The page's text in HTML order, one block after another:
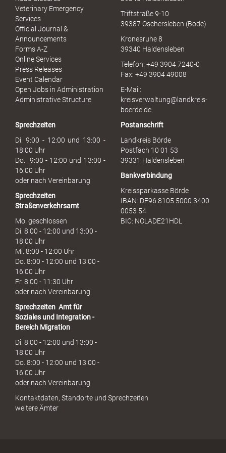
u
h
Veterinary Emergency
Services
Official Journal &
Announcements
Forms A-Z
Online Services
Press Releases
Event Calendar
Open Jobs in Administration
Administrative Structure
Triftstraße 9-10
39387 Oschersleben (Bode)
Kronesruhe 8
39340 Haldensleben
Telefon: +49 3904 7240-0
Fax: +49 3904 49008
E-Mail:
kreisverwaltung@landkreis-
boerde.de
Sprechzeiten
Di. 9:00 - 12:00 und 13:00 -
18:00 Uhr
Do. 9:00 - 12:00 und 13:00 -
16:00 Uhr
oder nach Vereinbarung
Sprechzeiten
Straßenverkehrsamt
Mo. geschlossen
Di. 8:00 - 12:00 und 13:00 -
18:00 Uhr
Mi. 8:00 - 12:00 Uhr
Do. 8:00 - 12:00 und 13:00 -
16:00 Uhr
Fr. 8:00 - 11:30 Uhr
oder nach Vereinbarung
Sprechzeiten Amt für
Soziales und Integration -
Bereich Migration
Di. 8:00 - 12:00 und 13:00 -
18:00 Uhr
Do. 8:00 - 12:00 und 13:00 -
16:00 Uhr
oder nach Vereinbarung
Postanschrift
Landkreis Börde
Postfach 10 01 53
39331 Haldensleben
Bankverbindung
Kreissparkasse Börde
IBAN: DE96 8105 5000 3400
0053 54
BIC: NOLADE21HDL
Kontaktdaten, Standorte und Sprechzeiten
weitere Ämter